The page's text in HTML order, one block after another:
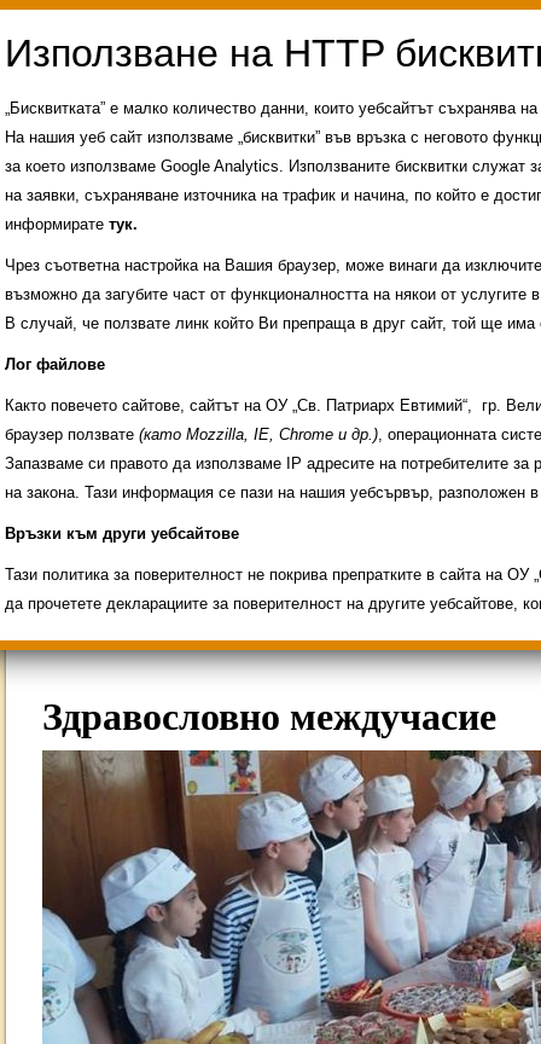
Свободни места за ученици
ИНОВАЦИЯ 2026
Олимпиади 2025/2026
Здравословно междучасие
„Бисквитката” е малко количество данни, които уебсайтът съхранява
На нашия уеб сайт използваме „бисквитки” във връзка с неговото
за което използваме Google Analytics. Използваните бисквитки служат
на заявки, съхраняване източника на трафик и начина, по който е
информирате тук.
Чрез съответна настройка на Вашия браузер, може винаги да
възможно да загубите част от функционалността на някои от услугите
В случай, че ползвате линк който Ви препраща в друг сайт, той ще има
Лог файлове
Както повечето сайтове, сайтът на ОУ „Св. Патриарх Евтимий“, гр.
браузер ползвате (като Mozzilla, IE, Chrome и др.), операционната
Запазваме си правото да използваме IP адресите на потребителите
на закона. Тази информация се пази на нашия уебсървър,
Връзки към други уебсайтове
Тази политика за поверителност не покрива препратките в сайта на
да прочетете декларациите за поверителност на другите уебсайтове,